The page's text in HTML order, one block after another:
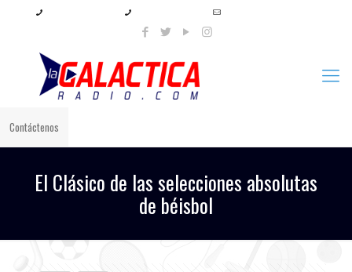
Contáctenos
El Clásico de las selecciones absolutas
de béisbol